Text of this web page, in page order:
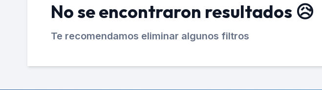
No se encontraron resultados 😥
Te recomendamos eliminar algunos filtros